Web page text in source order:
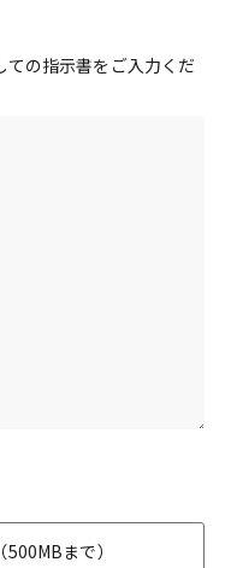
の指示書をご入力くだ
まで）